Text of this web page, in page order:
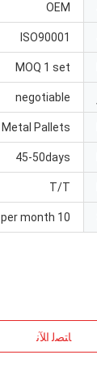
OEM
ISO90001
MOQ 1 set
negotiable
Metal Pallets
45-50days
T/T
10 Sets per month
ﺎﺘﺼﻟ ﺍﻶﻧ